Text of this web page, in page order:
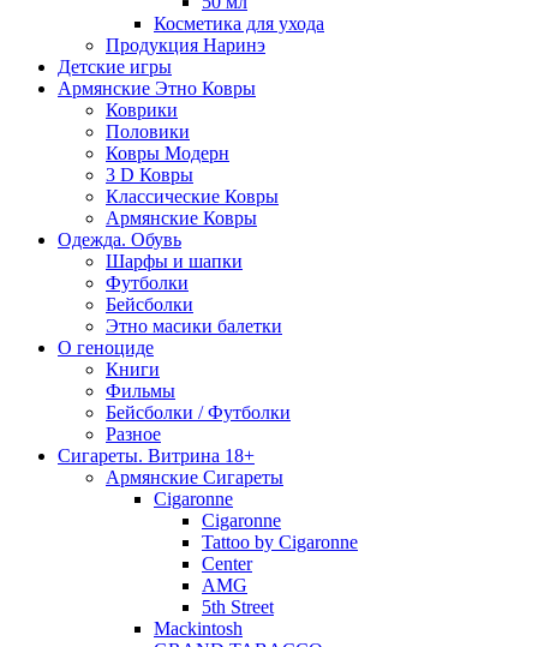
Косметика для ухода
Продукция Наринэ
Детские игры
Армянские Этно Ковры
Коврики
Половики
Ковры Модерн
3 D Ковры
Классические Ковры
Армянские Ковры
Одежда. Обувь
Шарфы и шапки
Футболки
Бейсболки
Этно масики балетки
О геноциде
Книги
Фильмы
Бейсболки / Футболки
Разное
Сигареты. Витрина 18+
Армянские Сигареты
Cigaronne
Cigaronne
Tattoo by Cigaronne
Center
AMG
5th Street
Mackintosh